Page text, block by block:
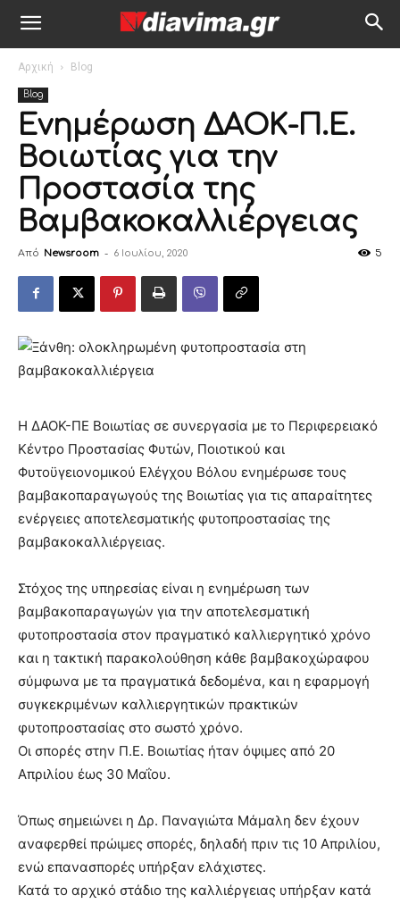
Αρχική Blog
Blog
Ενημέρωση ΔΑΟΚ-Π.Ε.
Βοιωτίας για την
Προστασία της
Βαμβακοκαλλιέργειας
Από Newsroom - 6 Ιουλίου, 2020 5
Η ΔΑΟΚ-ΠΕ Βοιωτίας σε συνεργασία με το Περιφερειακό
Κέντρο Προστασίας Φυτών, Ποιοτικού και
Φυτοϋγειονομικού Ελέγχου Βόλου ενημέρωσε τους
βαμβακοπαραγωγούς της Βοιωτίας για τις απαραίτητες
ενέργειες αποτελεσματικής φυτοπροστασίας της
βαμβακοκαλλιέργειας.
Στόχος της υπηρεσίας είναι η ενημέρωση των
βαμβακοπαραγωγών για την αποτελεσματική
φυτοπροστασία στον πραγματικό καλλιεργητικό χρόνο
και η τακτική παρακολούθηση κάθε βαμβακοχώραφου
σύμφωνα με τα πραγματικά δεδομένα, και η εφαρμογή
συγκεκριμένων καλλιεργητικών πρακτικών
φυτοπροστασίας στο σωστό χρόνο.
Οι σπορές στην Π.Ε. Βοιωτίας ήταν όψιμες από 20
Απριλίου έως 30 Μαΐου.
Όπως σημειώνει η Δρ. Παναγιώτα Μάμαλη δεν έχουν
αναφερθεί πρώιμες σπορές, δηλαδή πριν τις 10 Απριλίου,
ενώ επανασπορές υπήρξαν ελάχιστες.
Κατά το αρχικό στάδιο της καλλιέργειας υπήρξαν κατά